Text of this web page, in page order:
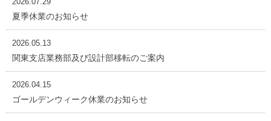
夏季休業のお知らせ
2026.05.13
関東支店業務部及び設計部移転のご案内
2026.04.15
ゴールデンウィーク休業のお知らせ